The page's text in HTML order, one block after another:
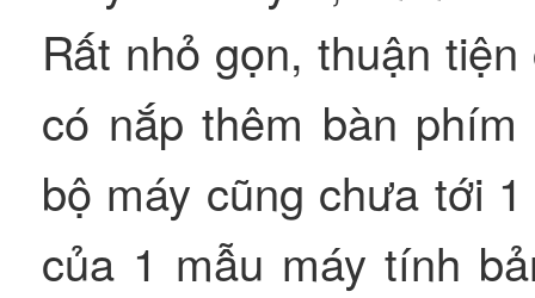
Rất nhỏ gọn, thuận
có nắp thêm bàn
bộ máy cũng chưa tới
của 1 mẫu máy tính